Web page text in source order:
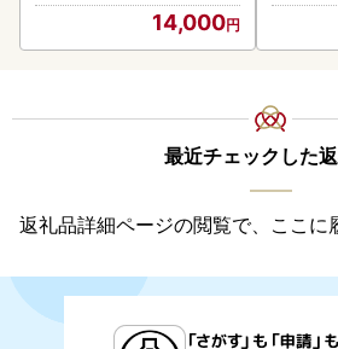
14,000
最近チェックした
返礼品詳細ページの閲覧で、ここに